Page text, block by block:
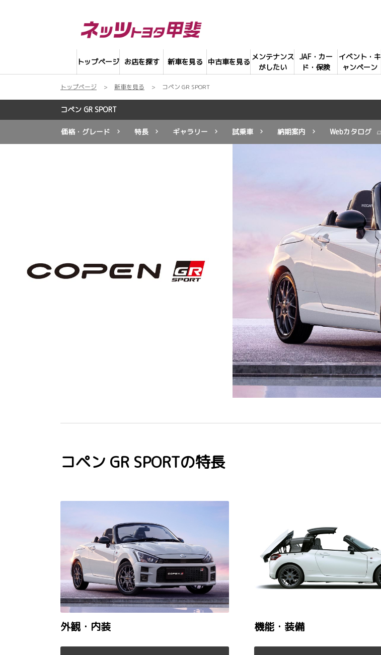
トップページ お店を探す 新車を見る 中古車を見る
メンテナンス
がしたい
JAF・カー
ド・保険
イベント・キ
ャンペーン
トップページ 新車を見る コペン GR SPORT
コペン GR SPORT
価格・グレード 特長 ギャラリー 試乗車 納期案内 Webカタログ
コペン GR SPORTの特長
外観・内装 機能・装備